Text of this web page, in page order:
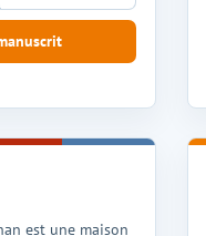
est une maison